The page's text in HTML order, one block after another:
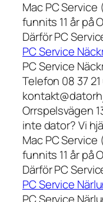
Mac PC
funnits 11 år på
Därför PC
PC Service
PC Service
Telefon 08 37
Orrspelsvägen
inte dator? Vi
Mac PC
funnits 11 år på
Därför PC
PC Service